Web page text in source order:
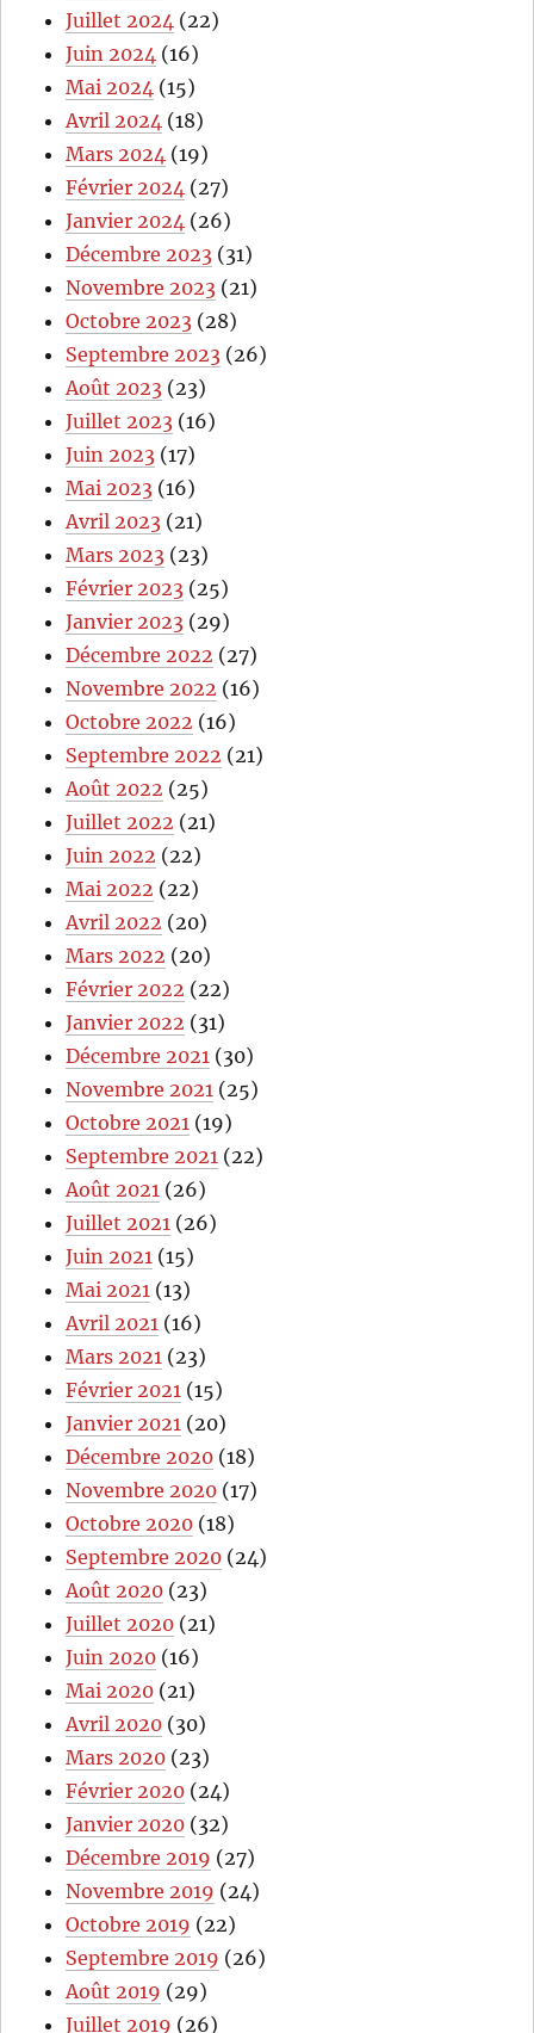
Juillet 2024 (22)
Juin 2024 (16)
Mai 2024 (15)
Avril 2024 (18)
Mars 2024 (19)
Février 2024 (27)
Janvier 2024 (26)
Décembre 2023 (31)
Novembre 2023 (21)
Octobre 2023 (28)
Septembre 2023 (26)
Août 2023 (23)
Juillet 2023 (16)
Juin 2023 (17)
Mai 2023 (16)
Avril 2023 (21)
Mars 2023 (23)
Février 2023 (25)
Janvier 2023 (29)
Décembre 2022 (27)
Novembre 2022 (16)
Octobre 2022 (16)
Septembre 2022 (21)
Août 2022 (25)
Juillet 2022 (21)
Juin 2022 (22)
Mai 2022 (22)
Avril 2022 (20)
Mars 2022 (20)
Février 2022 (22)
Janvier 2022 (31)
Décembre 2021 (30)
Novembre 2021 (25)
Octobre 2021 (19)
Septembre 2021 (22)
Août 2021 (26)
Juillet 2021 (26)
Juin 2021 (15)
Mai 2021 (13)
Avril 2021 (16)
Mars 2021 (23)
Février 2021 (15)
Janvier 2021 (20)
Décembre 2020 (18)
Novembre 2020 (17)
Octobre 2020 (18)
Septembre 2020 (24)
Août 2020 (23)
Juillet 2020 (21)
Juin 2020 (16)
Mai 2020 (21)
Avril 2020 (30)
Mars 2020 (23)
Février 2020 (24)
Janvier 2020 (32)
Décembre 2019 (27)
Novembre 2019 (24)
Octobre 2019 (22)
Septembre 2019 (26)
Août 2019 (29)
Juillet 2019 (26)